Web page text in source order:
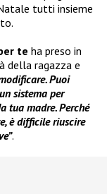
tutti insieme
te ha preso in
della ragazza e
Puoi
sistema per
tua madre. Perché
è difficile riuscire
.